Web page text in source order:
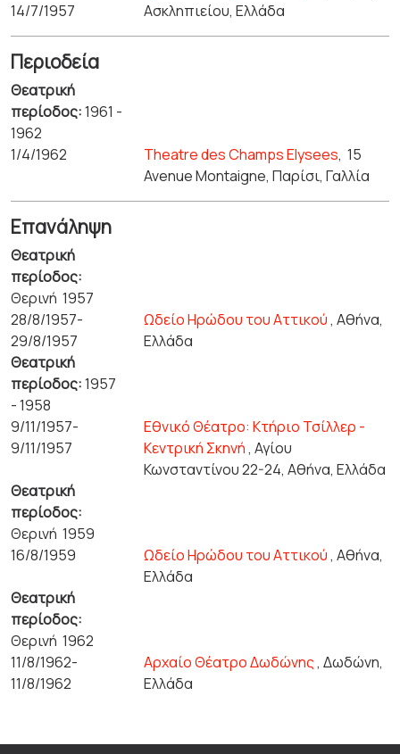
14/7/1957
Ασκληπιείου, Ελλάδα
Περιοδεία
Θεατρική
περίοδος:1961 -
1962
1/4/1962
Theatre des Champs Elysees,15
Avenue Montaigne, Παρίσι, Γαλλία
Επανάληψη
Θεατρική
περίοδος:
Θερινή 1957
28/8/1957-
29/8/1957
Ωδείο Ηρώδου του Αττικού, Αθήνα,
Ελλάδα
Θεατρική
περίοδος:1957
- 1958
9/11/1957-
9/11/1957
Εθνικό Θέατρο: Κτήριο Τσίλλερ -
Κεντρική Σκηνή, Αγίου
Κωνσταντίνου 22-24, Αθήνα, Ελλάδα
Θεατρική
περίοδος:
Θερινή 1959
16/8/1959
Ωδείο Ηρώδου του Αττικού, Αθήνα,
Ελλάδα
Θεατρική
περίοδος:
Θερινή 1962
11/8/1962-
11/8/1962
Αρχαίο Θέατρο Δωδώνης, Δωδώνη,
Ελλάδα